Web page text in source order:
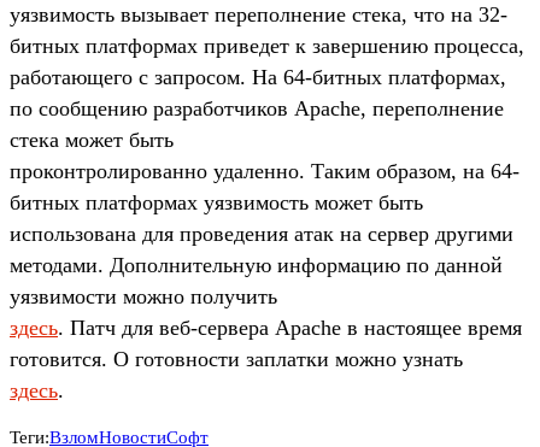
уязвимость вызывает переполнение стека, что на 32-
битных платформах приведет к завершению процесса,
работающего с запросом. На 64-битных платформах,
по сообщению разработчиков Apache, переполнение
стека может быть
проконтролированно удаленно. Таким образом, на 64-
битных платформах уязвимость может быть
использована для проведения атак на сервер другими
методами. Дополнительную информацию по данной
уязвимости можно получить
здесь. Патч для веб-сервера Apache в настоящее время
готовится. О готовности заплатки можно узнать
здесь.
Теги:ВзломНовостиСофт